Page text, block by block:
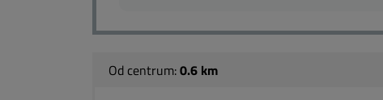
Od centrum:0.6 km